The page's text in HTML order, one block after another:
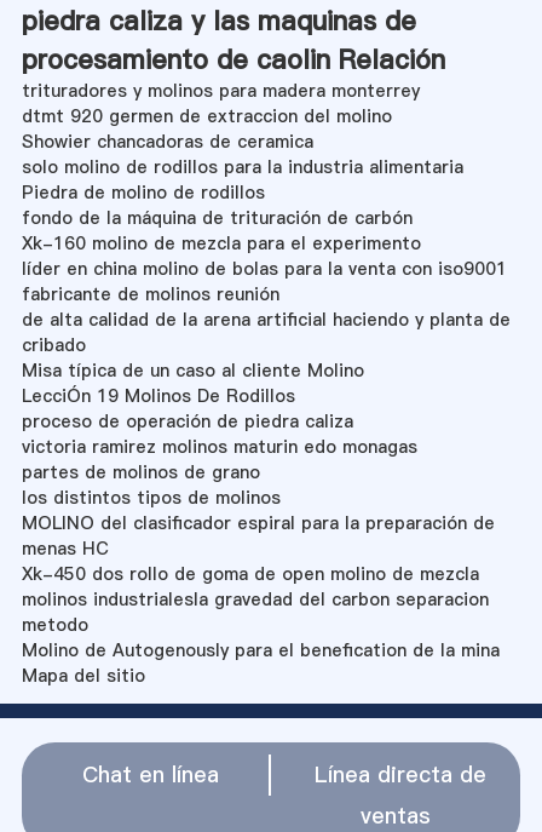
piedra caliza y las maquinas de
procesamiento de caolin Relación
trituradores y molinos para madera monterrey
dtmt 920 germen de extraccion del molino
Showier chancadoras de ceramica
solo molino de rodillos para la industria alimentaria
Piedra de molino de rodillos
fondo de la máquina de trituración de carbón
Xk-160 molino de mezcla para el experimento
líder en china molino de bolas para la venta con iso9001
fabricante de molinos reunión
de alta calidad de la arena artificial haciendo y planta de
cribado
Misa típica de un caso al cliente Molino
LecciÓn 19 Molinos De Rodillos
proceso de operación de piedra caliza
victoria ramirez molinos maturin edo monagas
partes de molinos de grano
los distintos tipos de molinos
MOLINO del clasificador espiral para la preparación de
menas HC
Xk-450 dos rollo de goma de open molino de mezcla
molinos industrialesla gravedad del carbon separacion
metodo
Molino de Autogenously para el benefication de la mina
Mapa del sitio
Chat en línea
Línea directa de
ventas